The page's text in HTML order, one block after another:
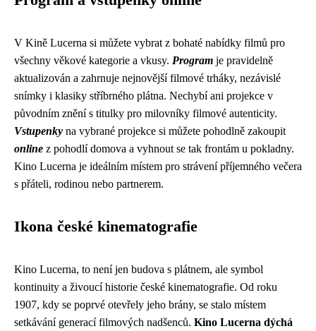
V Kině Lucerna si můžete vybrat z bohaté nabídky filmů pro
všechny věkové kategorie a vkusy. Program je pravidelně
aktualizován a zahrnuje nejnovější filmové trháky, nezávislé
snímky i klasiky stříbrného plátna. Nechybí ani projekce v
původním znění s titulky pro milovníky filmové autenticity.
Vstupenky na vybrané projekce si můžete pohodlně zakoupit
online z pohodlí domova a vyhnout se tak frontám u pokladny.
Kino Lucerna je ideálním místem pro strávení příjemného večera
s přáteli, rodinou nebo partnerem.
Ikona české kinematografie
Kino Lucerna, to není jen budova s plátnem, ale symbol
kontinuity a živoucí historie české kinematografie. Od roku
1907, kdy se poprvé otevřely jeho brány, se stalo místem
setkávání generací filmových nadšenců. Kino Lucerna dýchá